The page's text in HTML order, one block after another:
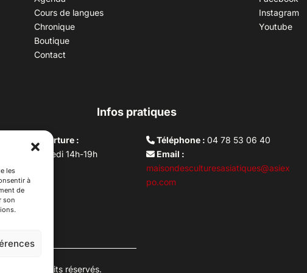
les
à
de
son
Cours de langues
Chronique
Boutique
Contact
Instagram
Youtube
Infos pratiques
d’ouverture :
au vendredi 14h-19h
10h –17h
lundi
Téléphone :04 78 53 06 40
Email :
maisondesculturesasiatiques@asiex
po.com
Tous droits réservés.